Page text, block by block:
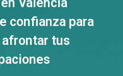
Valencia
confianza para
tus